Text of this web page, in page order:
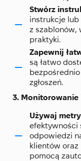
Stwórz
instrukcje
z szablonów,
praktyki.
Zapewnij
są łatwo
zgłoszeń.
3. Monitorowanie
Używaj
efektywności
odpowiedzi
klientów oraz
pomocą